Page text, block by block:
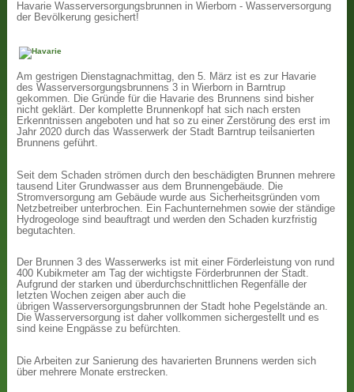
Havarie Wasserversorgungsbrunnen in Wierborn - Wasserversorgung
der Bevölkerung gesichert!
Am gestrigen Dienstagnachmittag, den 5. März ist es zur Havarie
des Wasserversorgungsbrunnens 3 in Wierborn in Barntrup
gekommen. Die Gründe für die Havarie des Brunnens sind bisher
nicht geklärt. Der komplette Brunnenkopf hat sich nach ersten
Erkenntnissen angeboten und hat so zu einer Zerstörung des erst im
Jahr 2020 durch das Wasserwerk der Stadt Barntrup teilsanierten
Brunnens geführt.
Seit dem Schaden strömen durch den beschädigten Brunnen mehrere
tausend Liter Grundwasser aus dem Brunnengebäude. Die
Stromversorgung am Gebäude wurde aus Sicherheitsgründen vom
Netzbetreiber unterbrochen. Ein Fachunternehmen sowie der ständige
Hydrogeologe sind beauftragt und werden den Schaden kurzfristig
begutachten.
Der Brunnen 3 des Wasserwerks ist mit einer Förderleistung von rund
400 Kubikmeter am Tag der wichtigste Förderbrunnen der Stadt.
Aufgrund der starken und überdurchschnittlichen Regenfälle der
letzten Wochen zeigen aber auch die
übrigen Wasserversorgungsbrunnen der Stadt hohe Pegelstände an.
Die Wasserversorgung ist daher vollkommen sichergestellt und es
sind keine Engpässe zu befürchten.
Die Arbeiten zur Sanierung des havarierten Brunnens werden sich
über mehrere Monate erstrecken.